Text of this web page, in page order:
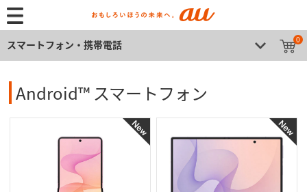
スマートフォン・携帯電話 0
Android™ スマートフォン